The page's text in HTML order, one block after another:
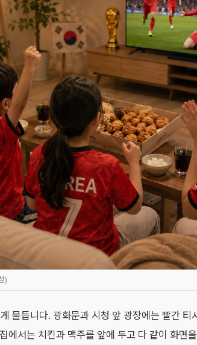
)
물듭니다. 광화문과 시청 앞 광장에는 빨간 티
에서는 치킨과 맥주를 앞에 두고 다 같이 화면